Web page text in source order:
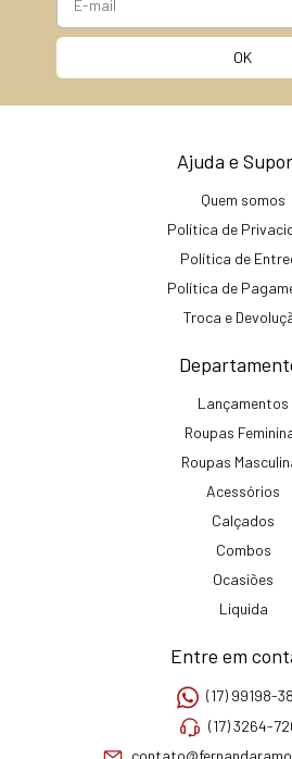
Ajuda e
Quem somos
Política de
Política de
Política de
Troca e
Lançamentos
Roupas
Roupas
Acessórios
Calçados
Combos
Ocasiões
Liquida
Entre em
(17) 99198-
(17) 3264-